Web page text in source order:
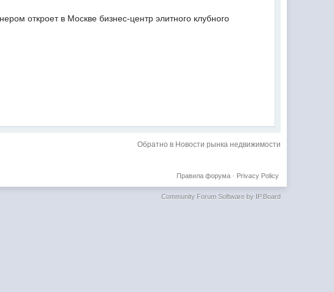
откроет в Москве бизнес-центр элитного клубного
Обратно в Новости рынка недвижимости
Privacy Policy
Правила форума·
Community Forum Software by IP.Board